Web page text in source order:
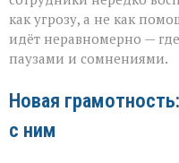
как угрозу, а не как
идёт неравномерно —
паузами и сомнениями.
Новая
с ним